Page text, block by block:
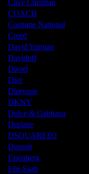
Clive Christian
COACH
Costume National
Creed
David Yurman
Davidoff
Diesel
Dior
Diptyque
DKNY
Dolce & Gabbana
Doriane
DSQUARED2
Dupont
Eisenberg
Elie Saab